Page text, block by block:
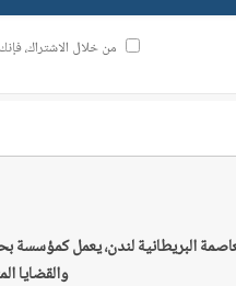
من خلال الاشتراك،
البريطانية لندن، يعمل كمؤسسة
والقضايا